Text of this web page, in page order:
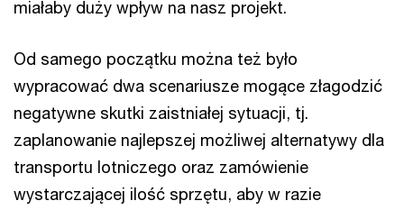
miałaby duży wpływ na nasz projekt.
Od samego początku można też było
wypracować dwa scenariusze mogące złagodzić
negatywne skutki zaistniałej sytuacji, tj.
zaplanowanie najlepszej możliwej alternatywy dla
transportu lotniczego oraz zamówienie
wystarczającej ilość sprzętu, aby w razie